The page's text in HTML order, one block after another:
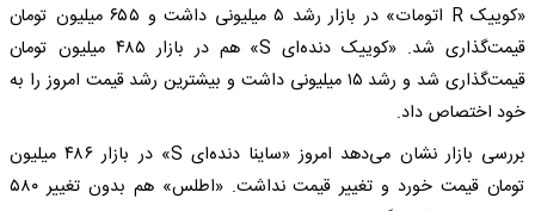
«کوییک‌ R اتومات» در بازار رشد ۵ میلیونی داشت و ۶۵۵ میلیون تومان
قیمت‌گذاری شد. «کوییک دنده‌ای S» هم در بازار ۴۸۵ میلیون تومان
قیمت‌گذاری شد و رشد ۱۵ میلیونی داشت و بیشترین رشد قیمت امروز را به
خود اختصاص داد.
بررسی بازار نشان می‌دهد امروز «ساینا دنده‌ای S» در بازار ۴۸۶ میلیون
تومان قیمت خورد و تغییر قیمت نداشت. «اطلس» هم بدون تغییر ۵۸۰